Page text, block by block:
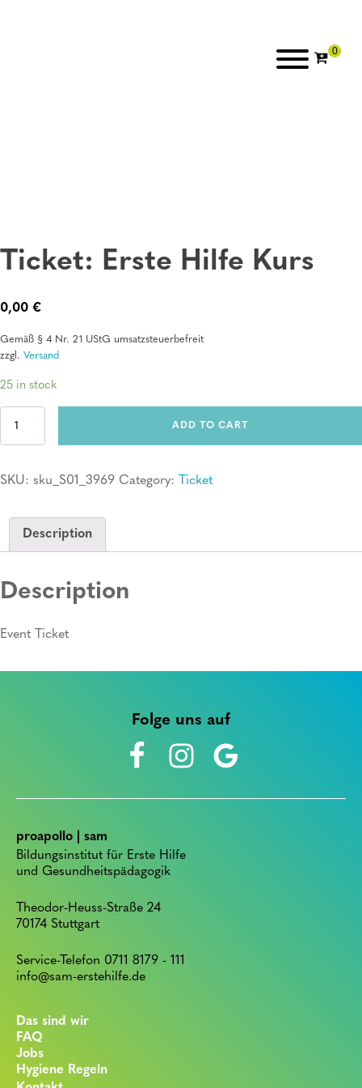
Ticket: Erste Hilfe Kurs
0,00 €
Gemäß § 4 Nr. 21 UStG umsatzsteuerbefreit
zzgl. Versand
25 in stock
Ticket:
quantity
ADD TO CART
SKU: sku_S01_3969 Category: Ticket
Description
Description
Event Ticket
Folge uns auf
proapollo | sam
Bildungsinstitut für Erste Hilfe
und Gesundheitspädagogik
Theodor-Heuss-Straße 24
70174 Stuttgart
Service-Telefon 0711 8179 - 111
info@sam-erstehilfe.de
Das sind wir
FAQ
Jobs
Hygiene Regeln